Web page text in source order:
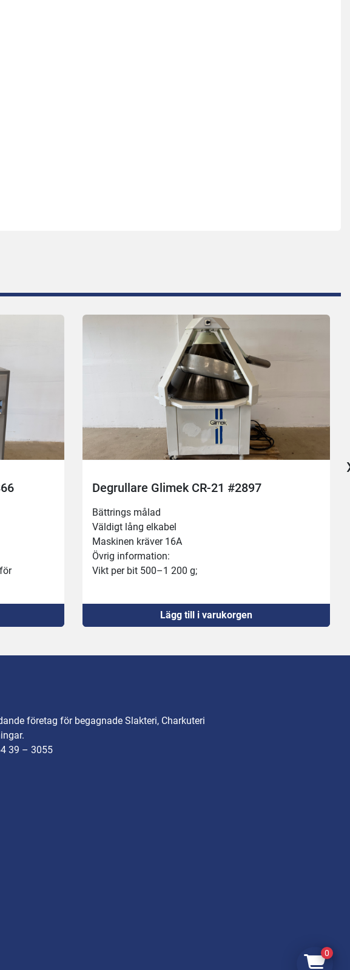
Degrullare Glimek CR-21 #2897
Bättrings målad
Väldigt lång elkabel
Maskinen kräver 16A
Övrig information:
Vikt per bit 500–1 200 g;
Lägg till i varukorgen
företag för begagnade Slakteri, Charkuteri
39 – 3055
0